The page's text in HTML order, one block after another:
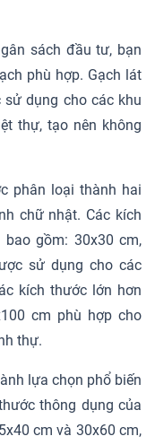
sách đầu tư, bạn
phù hợp. Gạch lát
dụng cho các khu
thự, tạo nên không
phân loại thành hai
chữ nhật. Các kích
gồm: 30x30 cm,
sử dụng cho các
kích thước lớn hơn
cm phù hợp cho
thự.
lựa chọn phổ biến
thông dụng của
cm và 30x60 cm,